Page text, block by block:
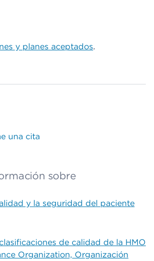
y planes aceptados.
una cita
sobre
y la seguridad del paciente
de calidad de la HMO
Organization, Organización